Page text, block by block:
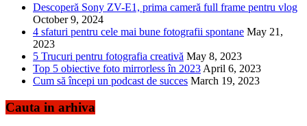
Descoperă Sony ZV-E1, prima cameră full frame pentru vlog
October 9, 2024
4 sfaturi pentru cele mai bune fotografii spontane May 21,
2023
5 Trucuri pentru fotografia creativă May 8, 2023
Top 5 obiective foto mirrorless în 2023 April 6, 2023
Cum să începi un podcast de succes March 19, 2023
Cauta in arhiva